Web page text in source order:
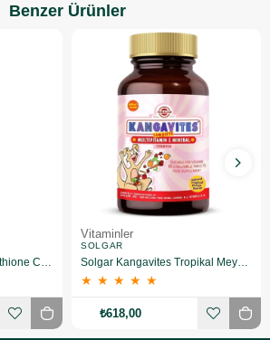
Benzer Ürünler
Vitaminler
SOLGAR
★ ★ ★ ★ ★
₺618,00